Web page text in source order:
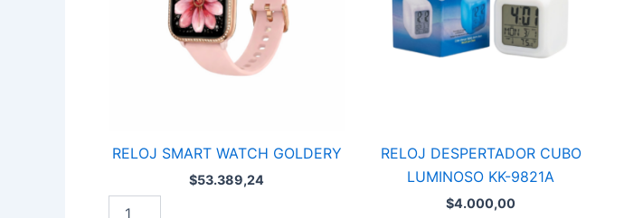
RELOJ SMART WATCH GOLDERY
$53.389,24
RELOJ DESPERTADOR CUBO
LUMINOSO KK-9821A
$4.000,00
cantidad